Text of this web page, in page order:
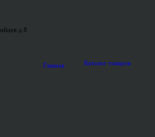
д.8
Главная Каталог товаров